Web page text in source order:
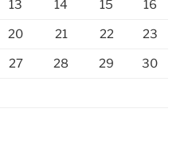
13 14 15 16
20 21 22 23
27 28 29 30